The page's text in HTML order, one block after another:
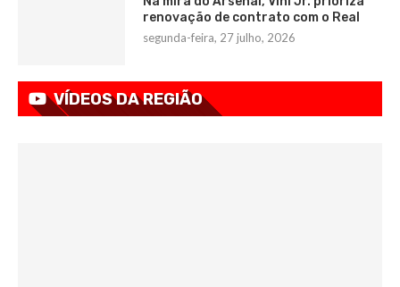
renovação de contrato com o Real
segunda-feira, 27 julho, 2026
VÍDEOS DA REGIÃO